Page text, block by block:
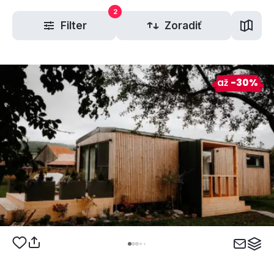
Filter
2
Zoradiť
až -30%